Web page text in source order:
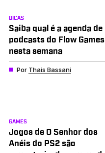
DICAS
Saiba qual é a agenda de
podcasts do Flow Games
nesta semana
Por Thais Bassani
GAMES
Jogos de O Senhor dos
Anéis do PS2 são